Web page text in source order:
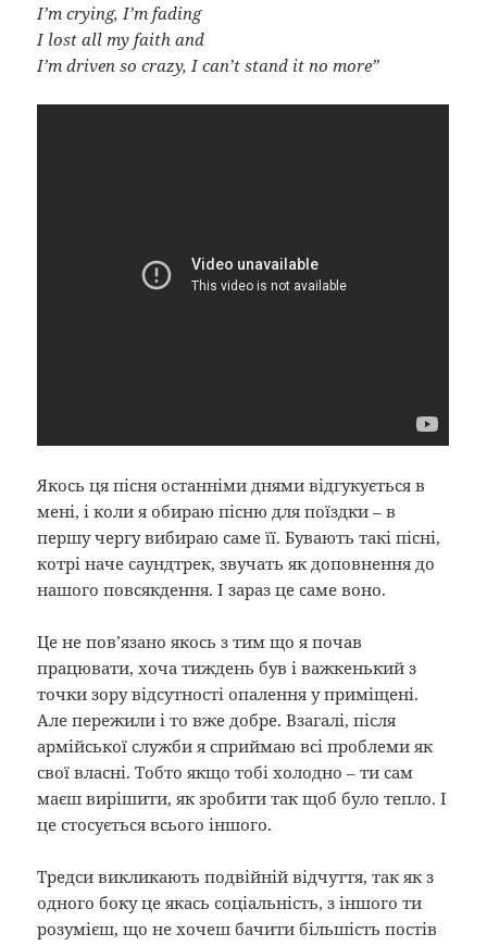
I’m crying, I’m fading
I lost all my faith and
I’m driven so crazy, I can’t stand it no more”
Якось ця пісня останніми днями відгукується в
мені, і коли я обираю пісню для поїздки – в
першу чергу вибираю саме її. Бувають такі пісні,
котрі наче саундтрек, звучать як доповнення до
нашого повсякдення. І зараз це саме воно.
Це не пов’язано якось з тим що я почав
працювати, хоча тиждень був і важкенький з
точки зору відсутності опалення у приміщені.
Але пережили і то вже добре. Взагалі, після
армійської служби я сприймаю всі проблеми як
свої власні. Тобто якщо тобі холодно – ти сам
маєш вирішити, як зробити так щоб було тепло. І
це стосується всього іншого.
Тредси викликають подвійній відчуття, так як з
одного боку це якась соціальність, з іншого ти
розумієш, що не хочеш бачити більшість постів